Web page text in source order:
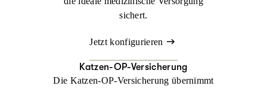
sichert.
Jetzt konfigurieren
Katzen-OP-Versicherung
Die Katzen-OP-Versicherung übernimmt